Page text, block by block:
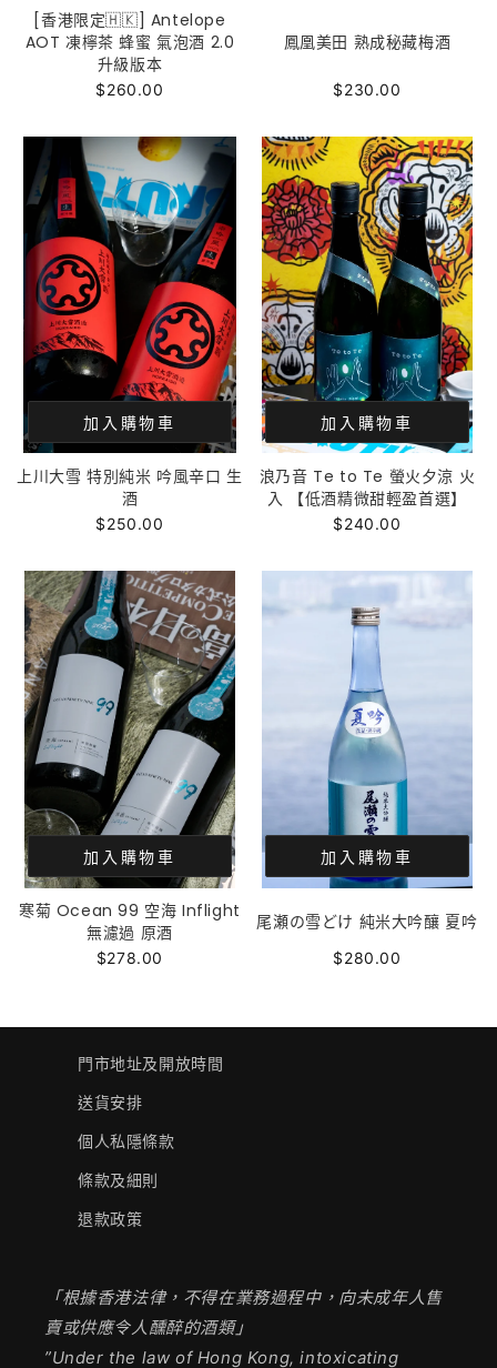
[香港限定🇭🇰] Antelope
AOT 凍檸茶 蜂蜜 氣泡酒 2.0
升級版本
$260.00
鳳凰美田 熟成秘藏梅酒
$230.00
加入購物車
上川大雪 特別純米 吟風辛口 生
酒
$250.00
加入購物車
浪乃音 Te to Te 螢火夕涼 火
入 【低酒精微甜輕盈首選】
$240.00
加入購物車
寒菊 Ocean 99 空海 Inflight
無濾過 原酒
$278.00
加入購物車
尾瀬の雪どけ 純米大吟釀 夏吟
$280.00
門市地址及開放時間
送貨安排
個人私隱條款
條款及細則
退款政策
「根據香港法律，不得在業務過程中，向未成年人售
賣或供應令人醺醉的酒類」
”Under the law of Hong Kong, intoxicating